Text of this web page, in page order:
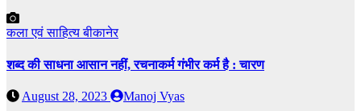
कला एवं साहित्यबीकानेर
शब्द की साधना आसान नहीं, रचनाकर्म गंभीर कर्म है : चारण
August 28, 2023
Manoj Vyas